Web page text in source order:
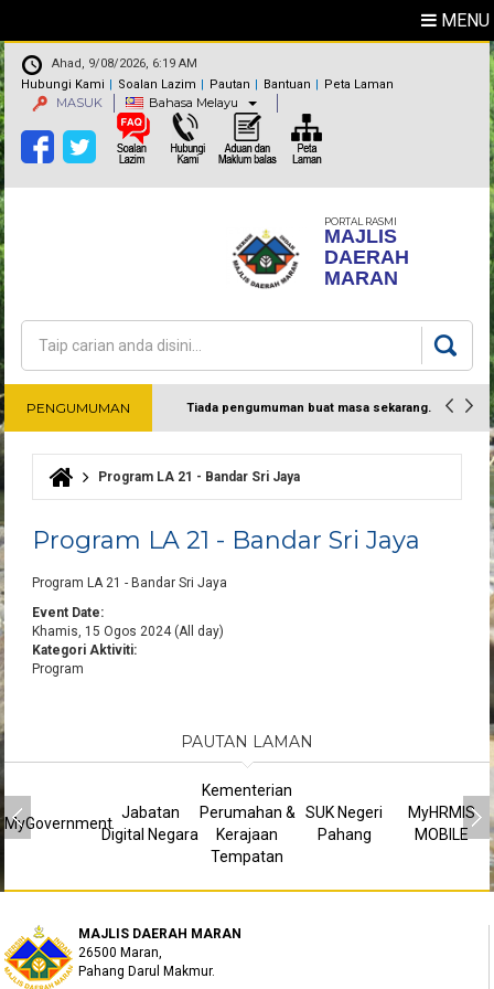
MENU
Ahad, 9/08/2026, 6:19 AM
Hubungi Kami
Soalan Lazim Pautan Bantuan Peta Laman
MASUK Bahasa Melayu
PORTAL RASMI
MAJLIS
DAERAH
MARAN
Borang carian
Carian
PENGUMUMAN Tiada pengumuman buat masa sekarang.
Harap maklum
Anda di sini
Program LA 21 - Bandar Sri Jaya
Program LA 21 - Bandar Sri Jaya
Program LA 21 - Bandar Sri Jaya
Event Date:
Khamis, 15 Ogos 2024 (All day)
Kategori Aktiviti:
Program
PAUTAN LAMAN
MyGovernment
Jabatan
Digital Negara
Kementerian
Perumahan &
Kerajaan
Tempatan
SUK Negeri
Pahang
MyHRMIS
MOBILE
MAJLIS DAERAH MARAN
26500 Maran,
Pahang Darul Makmur.